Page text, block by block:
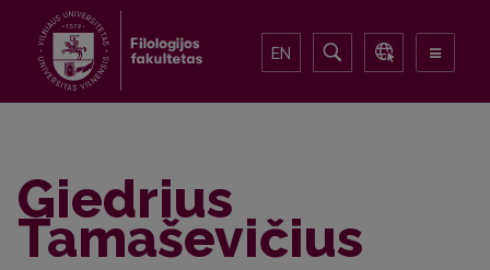
EN
Giedrius
Tamaševičius